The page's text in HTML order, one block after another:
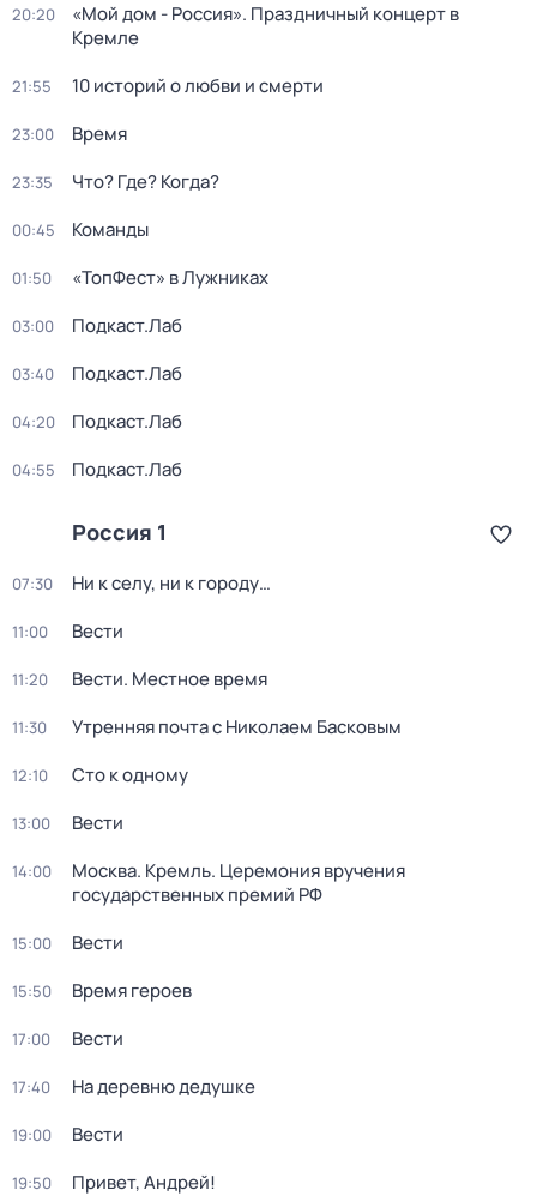
20:20
«Мой дом - Россия». Праздничный концерт в
Кремле
21:55 10 историй о любви и смерти
23:00 Время
23:35 Что? Где? Когда?
00:45 Команды
01:50 «ТопФест» в Лужниках
03:00 Подкаст.Лаб
03:40 Подкаст.Лаб
04:20 Подкаст.Лаб
04:55 Подкаст.Лаб
Россия 1
07:30 Ни к селу, ни к городу…
11:00 Вести
11:20 Вести. Местное время
11:30 Утренняя почта с Николаем Басковым
12:10 Сто к одному
13:00 Вести
14:00
Москва. Кремль. Церемония вручения
государственных премий РФ
15:00 Вести
15:50 Время героев
17:00 Вести
17:40 На деревню дедушке
19:00 Вести
19:50 Привет, Андрей!